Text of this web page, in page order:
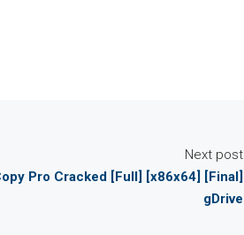
Next post
Pro Cracked [Full] [x86x64] [Final]
gDrive